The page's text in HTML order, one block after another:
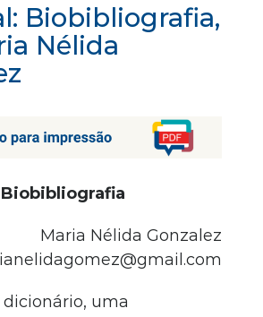
Biobibliografia,
Nélida
Biobibliografia
Maria Nélida Gonzalez
uma